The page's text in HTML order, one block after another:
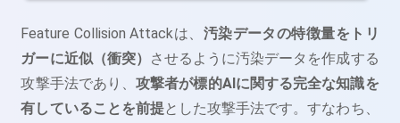
Feature Collision Attackは、 汚染データの特徴量をトリ
ガーに近似（衝突） させるように汚染データを作成する
攻撃手法であり、攻撃者が標的AIに関する完全な知識を
有していることを前提とした攻撃手法です。すなわち、